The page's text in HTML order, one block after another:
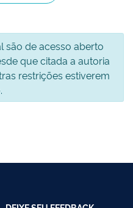
são de acesso aberto
que citada a autoria
restrições estiverem